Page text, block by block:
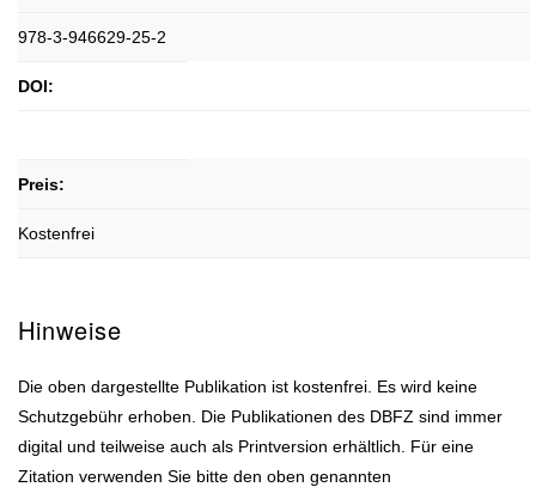
978-3-946629-25-2
DOI:
Preis:
Kostenfrei
Hinweise
Die oben dargestellte Publikation ist kostenfrei. Es wird keine
Schutzgebühr erhoben. Die Publikationen des DBFZ sind immer
digital und teilweise auch als Printversion erhältlich. Für eine
Zitation verwenden Sie bitte den oben genannten